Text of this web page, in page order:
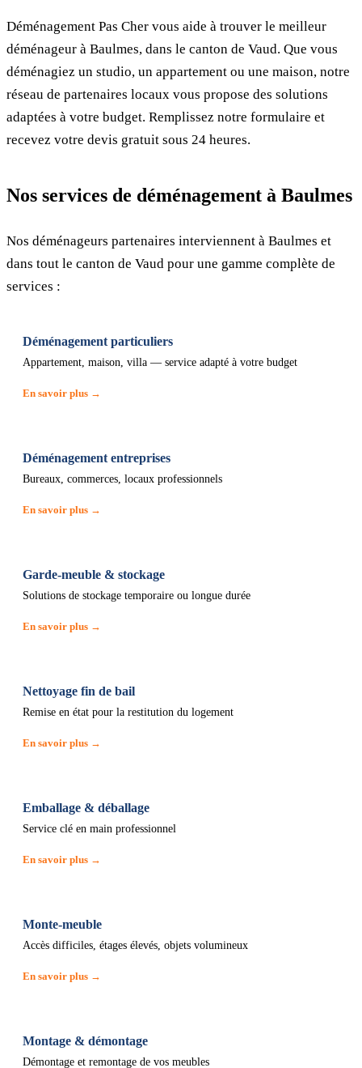
Déménagement Pas Cher vous aide à trouver le meilleur
déménageur à Baulmes, dans le canton de Vaud. Que vous
déménagiez un studio, un appartement ou une maison, notre
réseau de partenaires locaux vous propose des solutions
adaptées à votre budget. Remplissez notre formulaire et
recevez votre devis gratuit sous 24 heures.
Nos services de déménagement à Baulmes
Nos déménageurs partenaires interviennent à Baulmes et
dans tout le canton de Vaud pour une gamme complète de
services :
Déménagement particuliers
Appartement, maison, villa — service adapté à votre budget
En savoir plus →
Déménagement entreprises
Bureaux, commerces, locaux professionnels
En savoir plus →
Garde-meuble & stockage
Solutions de stockage temporaire ou longue durée
En savoir plus →
Nettoyage fin de bail
Remise en état pour la restitution du logement
En savoir plus →
Emballage & déballage
Service clé en main professionnel
En savoir plus →
Monte-meuble
Accès difficiles, étages élevés, objets volumineux
En savoir plus →
Montage & démontage
Démontage et remontage de vos meubles